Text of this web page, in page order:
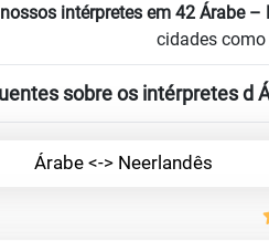
intérpretes em 42 Árabe –
cidades como
sobre os intérpretes d
Árabe <-> Neerlandês